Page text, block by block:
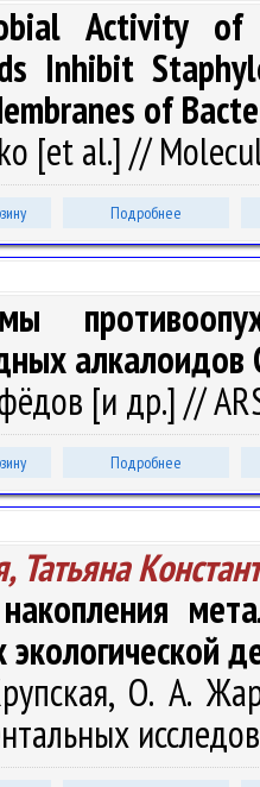
Activity of
Inhibit
of
[et al.] //
Подробнее
алкалоидов
[и др.] //
Подробнее
Татьяна
экологической
О. А.